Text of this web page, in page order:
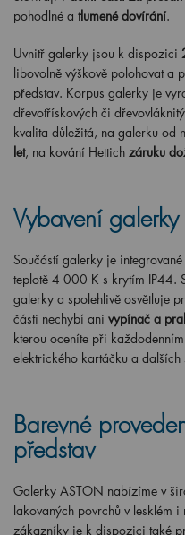
pohodlné a tlumené dovírání.
Uvnitř galerky jsou k dispozici
libovolně výškově polohovat a
představ. Korpus galerky je
dřevotřískových či
kvalita důležitá, na galerku od
let, na kování Hettich záruku
Vybavení galerky
Součástí galerky je integrované
teplotě 4 000 K s krytím IP44.
galerky a spolehlivě osvětluje
části nechybí ani vypínač a
kterou oceníte při
elektrického kartáčku a dalších
Barevné
představ
Galerky ASTON nabízíme v
lakovaných povrchů v lesklém
zákazníky je k dispozici také